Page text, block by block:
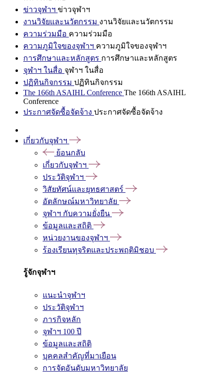
ข่าวจุฬาฯ ข่าวจุฬาฯ
งานวิจัยและนวัตกรรม งานวิจัยและนวัตกรรม
ความร่วมมือ ความร่วมมือ
ความภูมิใจของจุฬาฯ ความภูมิใจของจุฬาฯ
การศึกษาและหลักสูตร การศึกษาและหลักสูตร
จุฬาฯ ในสื่อ จุฬาฯ ในสื่อ
ปฏิทินกิจกรรม ปฏิทินกิจกรรม
The 166th ASAIHL Conference The 166th ASAIHL
Conference
ประกาศจัดซื้อจัดจ้าง ประกาศจัดซื้อจัดจ้าง
เกี่ยวกับจุฬาฯ
ย้อนกลับ
เกี่ยวกับจุฬาฯ
ประวัติจุฬาฯ
วิสัยทัศน์และยุทธศาสตร์
อัตลักษณ์มหาวิทยาลัย
จุฬาฯ กับความยั่งยืน
ข้อมูลและสถิติ
หน่วยงานของจุฬาฯ
ร้องเรียนทุจริตและประพฤติมิชอบ
รู้จักจุฬาฯ
แนะนำจุฬาฯ
ประวัติจุฬาฯ
ภารกิจหลัก
จุฬาฯ 100 ปี
ข้อมูลและสถิติ
บุคคลสำคัญที่มาเยือน
การจัดอันดับมหาวิทยาลัย